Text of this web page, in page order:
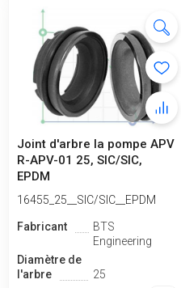
Joint d'arbre la pompe APV
R-APV-01 25, SIC/SIC,
EPDM
16455_25__SIC/SIC__EPDM
Fabricant
BTS
Engineering
Diamètre de
l'arbre
25